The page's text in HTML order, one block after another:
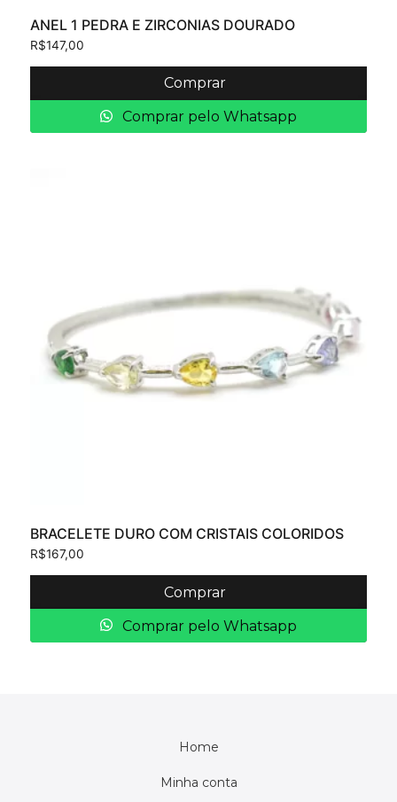
ANEL 1 PEDRA E ZIRCONIAS DOURADO
R$147,00
Comprar
Comprar pelo Whatsapp
BRACELETE DURO COM CRISTAIS COLORIDOS
R$167,00
Comprar
Comprar pelo Whatsapp
Home
Minha conta